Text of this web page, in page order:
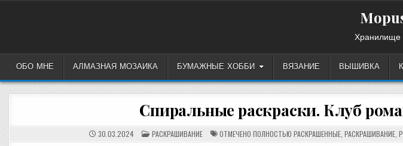
Хранилище
ОБО МНЕ АЛМАЗНАЯ МОЗАИКА БУМАЖНЫЕ ХОББИ ВЯЗАНИЕ ВЫШИВКА
Спиральные раскраски. Клуб
30.03.2024 ОПУБЛИКОВАНО
В
РАСКРАШИВАНИЕ ОТМЕЧЕНО ПОЛНОСТЬЮ РАСКРАШЕННЫЕ РАСКРАШИВАНИЕ